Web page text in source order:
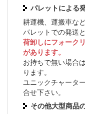
パレットによる
耕運機、運搬車な
パレットでの発送
荷卸しにフォーク
があります。
お持ちで無い場合
ります。
ユニックチャータ
合せ下さい。
その他大型商品